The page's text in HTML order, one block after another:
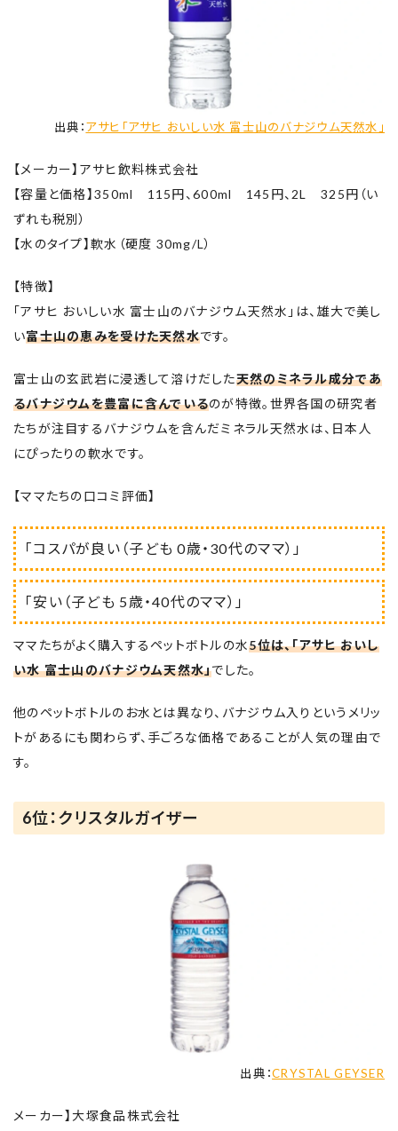
出典：アサヒ「アサヒ おいしい水 富士山のバナジウム天然水」
【メーカー】アサヒ飲料株式会社
【容量と価格】350ml 115円、600ml 145円、2L 325円（い
ずれも税別）
【水のタイプ】軟水（硬度 30mg/L）
【特徴】
「アサヒ おいしい水 富士山のバナジウム天然水」は、雄大で美し
い富士山の恵みを受けた天然水です。
富士山の玄武岩に浸透して溶けだした天然のミネラル成分であ
るバナジウムを豊富に含んでいるのが特徴。世界各国の研究者
たちが注目するバナジウムを含んだミネラル天然水は、日本人
にぴったりの軟水です。
【ママたちの口コミ評価】
「コスパが良い（子ども 0歳・30代のママ）」
「安い（子ども 5歳・40代のママ）」
ママたちがよく購入するペットボトルの水5位は、「アサヒ おいし
い水 富士山のバナジウム天然水」でした。
他のペットボトルのお水とは異なり、バナジウム入りというメリッ
トがあるにも関わらず、手ごろな価格であることが人気の理由で
す。
6位：クリスタルガイザー
出典：CRYSTAL GEYSER
メーカー】大塚食品株式会社